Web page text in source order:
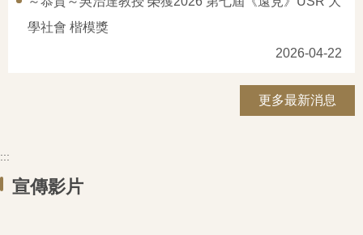
學社會 楷模獎
2026-04-22
更多最新消息
:::
宣傳影片